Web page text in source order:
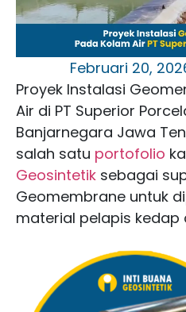
Februari 20,
Proyek Instalasi
Air di PT Superior
Banjarnegara Jawa
salah satu portofolio
Geosintetik sebagai
Geomembrane untuk
material pelapis kedap